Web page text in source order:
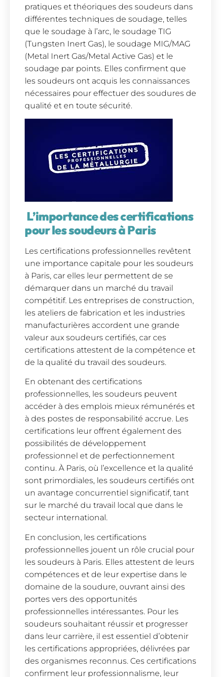
pratiques et théoriques des soudeurs dans
différentes techniques de soudage, telles
que le soudage à l’arc, le soudage TIG
(Tungsten Inert Gas), le soudage MIG/MAG
(Metal Inert Gas/Metal Active Gas) et le
soudage par points. Elles confirment que
les soudeurs ont acquis les connaissances
nécessaires pour effectuer des soudures de
qualité et en toute sécurité.
L’importance des certifications
pour les soudeurs à Paris
Les certifications professionnelles revêtent
une importance capitale pour les soudeurs
à Paris, car elles leur permettent de se
démarquer dans un marché du travail
compétitif. Les entreprises de construction,
les ateliers de fabrication et les industries
manufacturières accordent une grande
valeur aux soudeurs certifiés, car ces
certifications attestent de la compétence et
de la qualité du travail des soudeurs.
En obtenant des certifications
professionnelles, les soudeurs peuvent
accéder à des emplois mieux rémunérés et
à des postes de responsabilité accrue. Les
certifications leur offrent également des
possibilités de développement
professionnel et de perfectionnement
continu. À Paris, où l’excellence et la qualité
sont primordiales, les soudeurs certifiés ont
un avantage concurrentiel significatif, tant
sur le marché du travail local que dans le
secteur international.
En conclusion, les certifications
professionnelles jouent un rôle crucial pour
les soudeurs à Paris. Elles attestent de leurs
compétences et de leur expertise dans le
domaine de la soudure, ouvrant ainsi des
portes vers des opportunités
professionnelles intéressantes. Pour les
soudeurs souhaitant réussir et progresser
dans leur carrière, il est essentiel d’obtenir
les certifications appropriées, délivrées par
des organismes reconnus. Ces certifications
confirment leur professionnalisme, leur